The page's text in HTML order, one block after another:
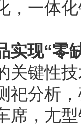
，一体
实现“零
关键性
祀分析
席，尢